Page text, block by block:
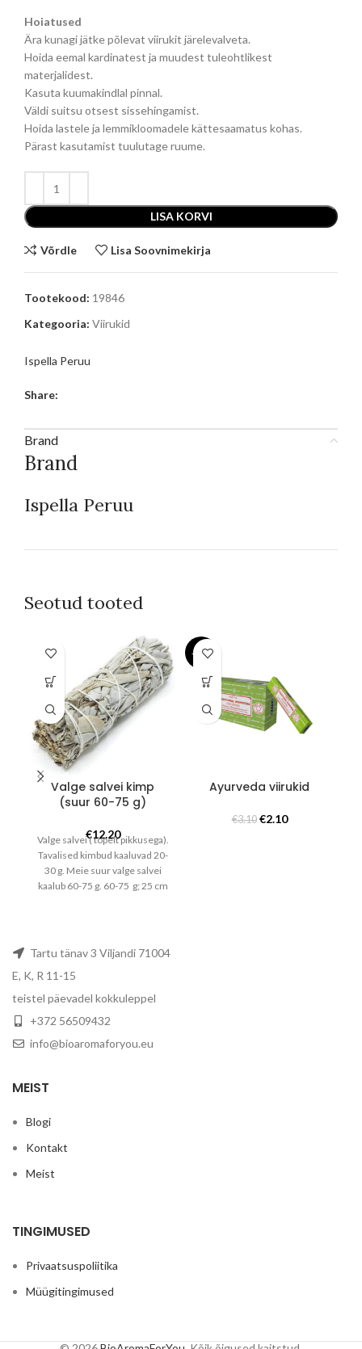
Hoiatused
Ära kunagi jätke põlevat viirukit järelevalveta.
Hoida eemal kardinatest ja muudest tuleohtlikest
materjalidest.
Kasuta kuumakindlal pinnal.
Väldi suitsu otsest sissehingamist.
Hoida lastele ja lemmikloomadele kättesaamatus kohas.
Pärast kasutamist tuulutage ruume.
LISA KORVI
Võrdle Lisa Soovnimekirja
Tootekood: 19846
Kategooria: Viirukid
Ispella Peruu
Share:
Brand
Brand
Ispella Peruu
Seotud tooted
Valge salvei kimp
(suur 60-75 g)
€12.20
Valge salvei ( topelt pikkusega).
Tavalised kimbud kaaluvad 20-
30 g. Meie suur valge salvei
kaalub 60-75 g. 60-75 g; 25 cm
-32%
Ayurveda viirukid
€3.10 Algne
€2.10Praegune
Tartu tänav 3 Viljandi 71004
E, K, R 11-15
teistel päevadel kokkuleppel
+372 56509432
info@bioaromaforyou.eu
MEIST
Blogi
Kontakt
Meist
TINGIMUSED
Privaatsuspoliitika
Müügitingimused